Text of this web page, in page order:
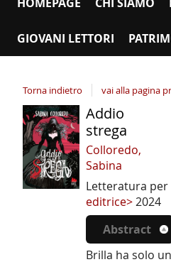
GIOVANI LETTORI
Torna indietro vai alla pagina
Dettaglio
del
documento
Addio
strega
Colloredo,
Sabina
Letteratura per
editrice>2024
Abstract
Brilla ha solo